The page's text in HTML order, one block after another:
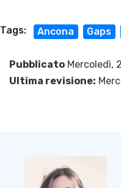
Tags: Ancona Gaps
Pubblicato Mercoledì,
Ultima revisione: